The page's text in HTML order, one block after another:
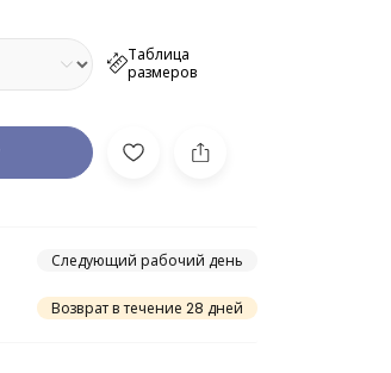
Таблица
размеров
Следующий рабочий день
Возврат в течение 28 дней